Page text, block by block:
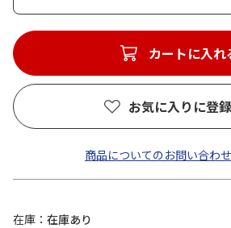
カートに入れ
お気に入りに登
商品についてのお問い合わ
在庫
在庫あり